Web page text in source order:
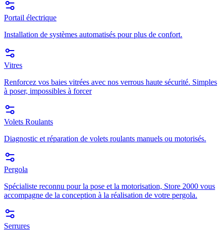
Portail électrique
Installation de systèmes automatisés pour plus de confort.
Vitres
Renforcez vos baies vitrées avec nos verrous haute sécurité. Simples
à poser, impossibles à forcer
Volets Roulants
Diagnostic et réparation de volets roulants manuels ou motorisés.
Pergola
Spécialiste reconnu pour la pose et la motorisation, Store 2000 vous
accompagne de la conception à la réalisation de votre pergola.
Serrures